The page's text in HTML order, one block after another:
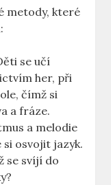
metody, které
se učí
her, při
čímž si
a fráze.
a melodie
osvojit jazyk.
se svíjí do